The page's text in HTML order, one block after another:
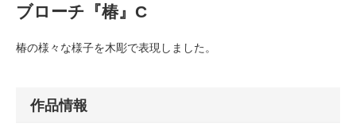
ブローチ『椿』C
椿の様々な様子を木彫で表現しました。
作品情報